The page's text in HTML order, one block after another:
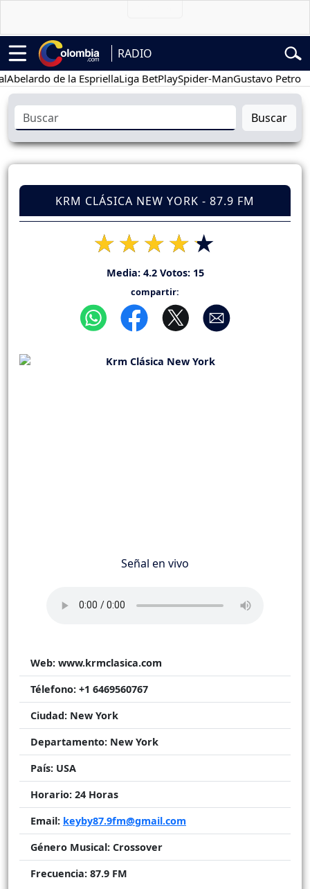
RADIO
de la EspriellaLiga BetPlaySpider-ManGustavo Petro
Buscar
KRM CLÁSICA NEW YORK - 87.9 FM
Media: 4.2Votos: 15
compartir:
Señal en vivo
Web: www.krmclasica.com
Télefono: +1 6469560767
Ciudad: New York
Departamento: New York
País: USA
Horario: 24 Horas
Email: keyby87.9fm@gmail.com
Género Musical: Crossover
Frecuencia: 87.9 FM